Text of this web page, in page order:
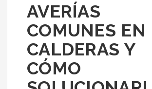
AVERÍAS
COMUNES EN
CALDERAS Y
CÓMO